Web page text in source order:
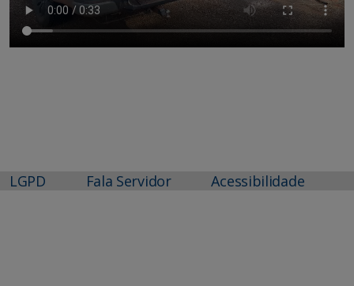
LGPD Fala Servidor Acessibilidade